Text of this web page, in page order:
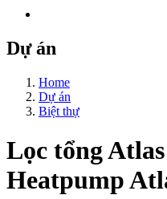
Dự án
Home
Dự án
Biệt thự
Lọc tổng
Heatpump